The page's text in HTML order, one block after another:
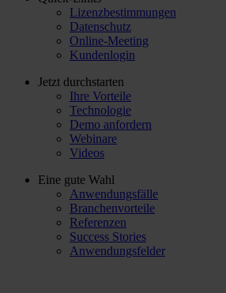
Lizenzbestimmungen
Datenschutz
Online-Meeting
Kundenlogin
Jetzt durchstarten
Ihre Vorteile
Technologie
Demo anfordern
Webinare
Videos
Eine gute Wahl
Anwendungsfälle
Branchenvorteile
Referenzen
Success Stories
Anwendungsfelder